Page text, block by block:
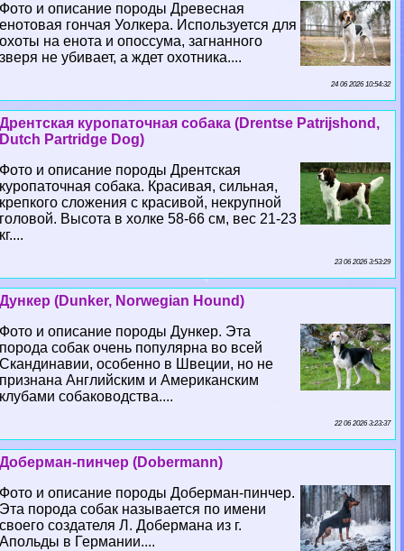
Фото и описание породы Древесная
енотовая гончая Уолкера. Используется для
охоты на енота и опоссума, загнанного
зверя не убивает, а ждет охотника....
24 06 2026 10:54:32
Дрентская куропаточная собака (Drentse Patrijshond,
Dutch Partridge Dog)
Фото и описание породы Дрентская
куропаточная собака. Красивая, сильная,
крепкого сложения с красивой, некрупной
головой. Высота в холке 58-66 см, вес 21-23
кг....
23 06 2026 3:53:29
Дункер (Dunker, Norwegian Hound)
Фото и описание породы Дункер. Эта
порода собак очень популярна во всей
Скандинавии, особенно в Швеции, но не
признана Английским и Американским
клубами собаководства....
22 06 2026 3:23:37
Доберман-пинчер (Dobermann)
Фото и описание породы Доберман-пинчер.
Эта порода собак называется по имени
своего создателя Л. Добермана из г.
Апольды в Германии....